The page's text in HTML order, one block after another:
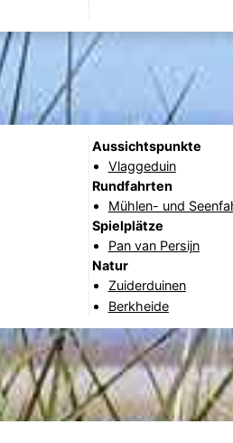
Aussichtspunkte
Vlaggeduin
Rundfahrten
Mühlen- und
Spielplätze
Pan van Persijn
Natur
Zuiderduinen
Berkheide